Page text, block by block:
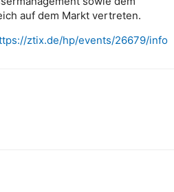
auf dem Markt vertreten.
ztix.de/hp/events/26679/info